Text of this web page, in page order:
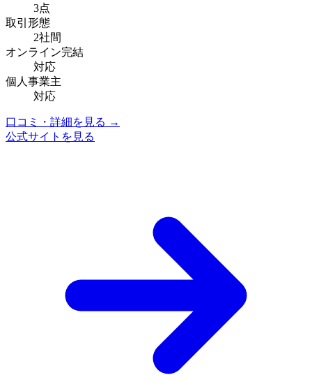
3点
取引形態
2社間
オンライン完結
対応
個人事業主
対応
口コミ・詳細を見る →
公式サイトを見る